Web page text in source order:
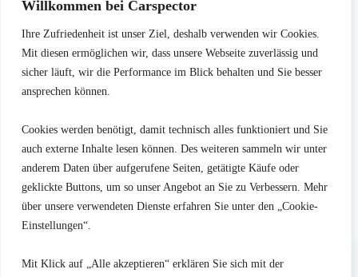
Willkommen bei Carspector
Ihre Zufriedenheit ist unser Ziel, deshalb verwenden wir Cookies.
Mit diesen ermöglichen wir, dass unsere Webseite zuverlässig und
sicher läuft, wir die Performance im Blick behalten und Sie besser
ansprechen können.
Cookies werden benötigt, damit technisch alles funktioniert und Sie
auch externe Inhalte lesen können. Des weiteren sammeln wir unter
anderem Daten über aufgerufene Seiten, getätigte Käufe oder
geklickte Buttons, um so unser Angebot an Sie zu Verbessern. Mehr
über unsere verwendeten Dienste erfahren Sie unter den „Cookie-
Einstellungen“.
Mit Klick auf „Alle akzeptieren“ erklären Sie sich mit der
lange hält der Akku wirklich?
Wenn du ein Elektroauto gebraucht kaufen möchtest,
ist die Batterielebensdauer eines gebrauchten E-Autos
Wunder: Die Traktionsbatterie ist das teuerste…
WeiterlesenBatterielebensdauer
eines
gebrauchten
E-
Autos
–
lange
23. November 2025
FAQ
Kontakt